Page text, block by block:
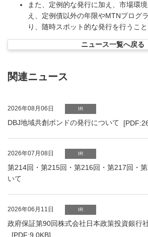
また、定例的な発行に加え、市場環
え、定例債以外の年限やMTNプログ
り、随時スポット的な発行を行うこと
ニュース一覧へ戻る
関連ニュース
2026年08月06日 IR
DBJ地域共創ボンドの発行について
PDFファイルが新規ウィンドウで開きます
2026年07月08日 IR
第214回・第215回・第216回・第217回・
いて
2026年06月11日 IR
政府保証第90回株式会社日本政策投資銀行
[PDF:9.0KB]
PDFファイルが新規ウィンドウで開きます